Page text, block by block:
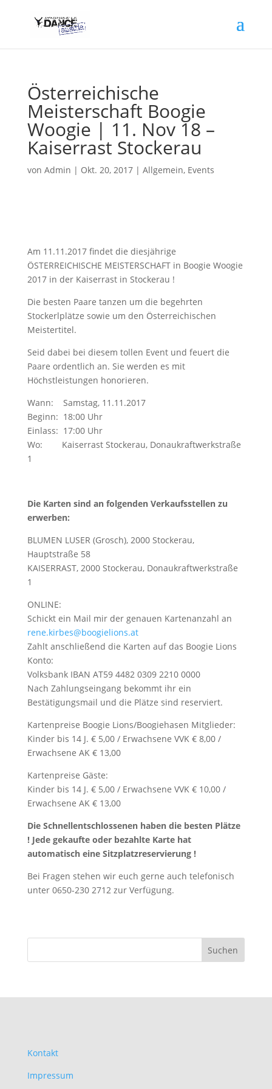
Österreichische
Meisterschaft Boogie
Woogie | 11. Nov 18 –
Kaiserrast Stockerau
von Admin | Okt. 20, 2017| Allgemein, Events
Am 11.11.2017 findet die diesjährige
ÖSTERREICHISCHE MEISTERSCHAFT in Boogie Woogie
2017 in der Kaiserrast in Stockerau !
Die besten Paare tanzen um die begehrten
Stockerlplätze sowie um den Österreichischen
Meistertitel.
Seid dabei bei diesem tollen Event und feuert die
Paare ordentlich an. Sie werden es mit
Höchstleistungen honorieren.
Wann: Samstag, 11.11.2017
Beginn: 18:00 Uhr
Einlass: 17:00 Uhr
Wo: Kaiserrast Stockerau, Donaukraftwerkstraße
1
Die Karten sind an folgenden Verkaufsstellen zu
erwerben:
BLUMEN LUSER (Grosch), 2000 Stockerau,
Hauptstraße 58
KAISERRAST, 2000 Stockerau, Donaukraftwerkstraße
1
ONLINE:
Schickt ein Mail mir der genauen Kartenanzahl an
rene.kirbes@boogielions.at
Zahlt anschließend die Karten auf das Boogie Lions
Konto:
Volksbank IBAN AT59 4482 0309 2210 0000
Nach Zahlungseingang bekommt ihr ein
Bestätigungsmail und die Plätze sind reserviert.
Kartenpreise Boogie Lions/Boogiehasen Mitglieder:
Kinder bis 14 J. € 5,00 / Erwachsene VVK € 8,00 /
Erwachsene AK € 13,00
Kartenpreise Gäste:
Kinder bis 14 J. € 5,00 / Erwachsene VVK € 10,00 /
Erwachsene AK € 13,00
Die Schnellentschlossenen haben die besten Plätze
! Jede gekaufte oder bezahlte Karte hat
automatisch eine Sitzplatzreservierung !
Bei Fragen stehen wir euch gerne auch telefonisch
unter 0650-230 2712 zur Verfügung.
Kontakt
Impressum